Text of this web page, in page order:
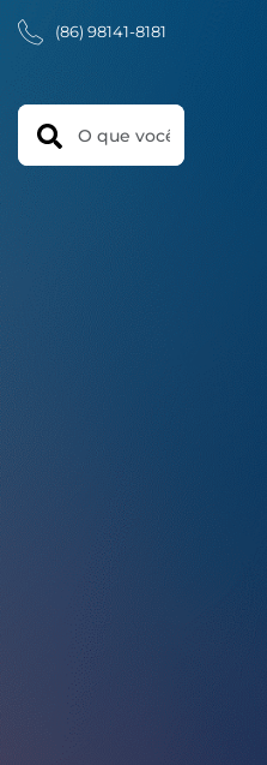
(86) 98141-8181
Search